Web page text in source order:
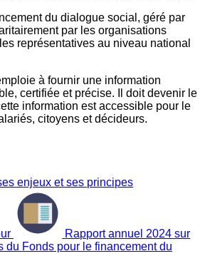
du dialogue social, géré par
par les organisations
représentatives au niveau national
à fournir une information
certifiée et précise. Il doit devenir le
information est accessible pour le
citoyens et décideurs.
enjeux et ses principes
Rapport annuel 2024 sur
du Fonds pour le financement du